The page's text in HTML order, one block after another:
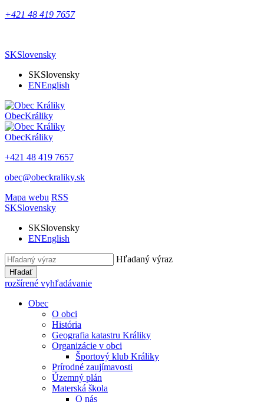
+421 48 419 7657
SKSlovensky
SKSlovensky
ENEnglish
ObecKráliky
ObecKráliky
+421 48 419 7657
obec@obeckraliky.sk
Mapa webu RSS
SKSlovensky
SKSlovensky
ENEnglish
Hľadaný výraz
Hľadať
rozšírené vyhľadávanie
Obec
O obci
História
Geografia katastru Králiky
Organizácie v obci
Športový klub Králiky
Prírodné zaujímavosti
Územný plán
Materská škola
O nás